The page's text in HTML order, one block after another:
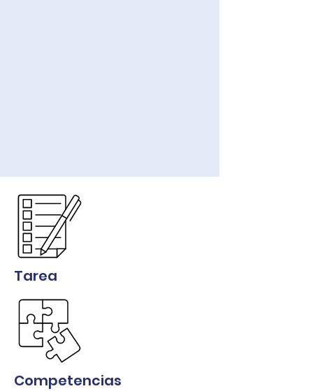
Tarea
Competencias